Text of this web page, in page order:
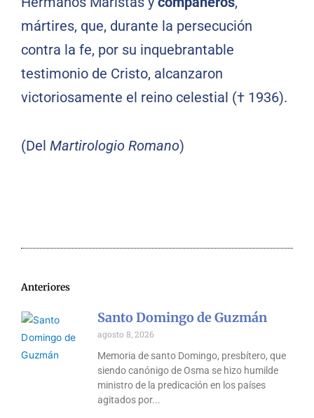
mártires, que, durante la persecución
contra la fe, por su inquebrantable
testimonio de Cristo, alcanzaron
victoriosamente el reino celestial († 1936).
(Del Martirologio Romano)
Anteriores
Santo Domingo de Guzmán
agosto 8, 2026
Memoria de santo Domingo, presbítero, que
siendo canónigo de Osma se hizo humilde
ministro de la predicación en los países
agitados por